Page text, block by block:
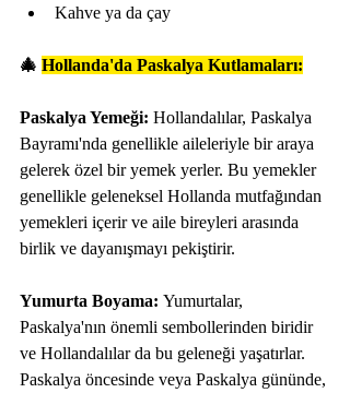
Kahve ya da çay
🎄 Hollanda'da Paskalya Kutlamaları:
Paskalya Yemeği: Hollandalılar, Paskalya
Bayramı'nda genellikle aileleriyle bir araya
gelerek özel bir yemek yerler. Bu yemekler
genellikle geleneksel Hollanda mutfağından
yemekleri içerir ve aile bireyleri arasında
birlik ve dayanışmayı pekiştirir.
Yumurta Boyama: Yumurtalar,
Paskalya'nın önemli sembollerinden biridir
ve Hollandalılar da bu geleneği yaşatırlar.
Paskalya öncesinde veya Paskalya gününde,